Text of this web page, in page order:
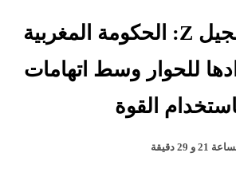
احتجاجات الجيل Z: الحكومة المغربية
للحوار وسط اتهامات
القوة